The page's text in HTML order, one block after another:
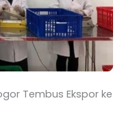
Tembus Ekspor ke